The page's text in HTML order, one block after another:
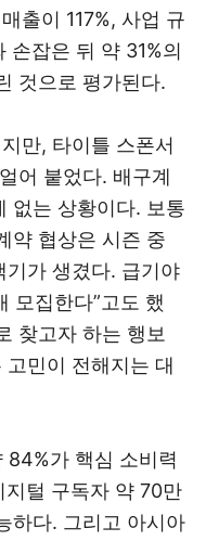
출이 117%, 사업 규
손잡은 뒤 약 31%의
것으로 평가된다.
만, 타이틀 스폰서
어 붙었다. 배구계
없는 상황이다. 보통
약 협상은 시즌 중
기가 생겼다. 급기야
모집한다”고도 했
찾고자 하는 행보
고민이 전해지는 대
84%가 핵심 소비력
털 구독자 약 70만
하다. 그리고 아시아